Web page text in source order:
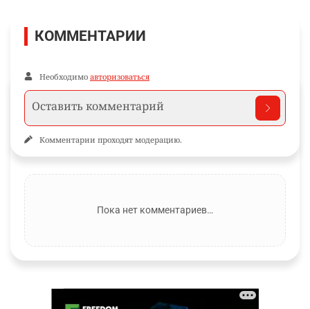
КОММЕНТАРИИ
Необходимо авторизоваться
Комментарии проходят модерацию.
Пока нет комментариев…